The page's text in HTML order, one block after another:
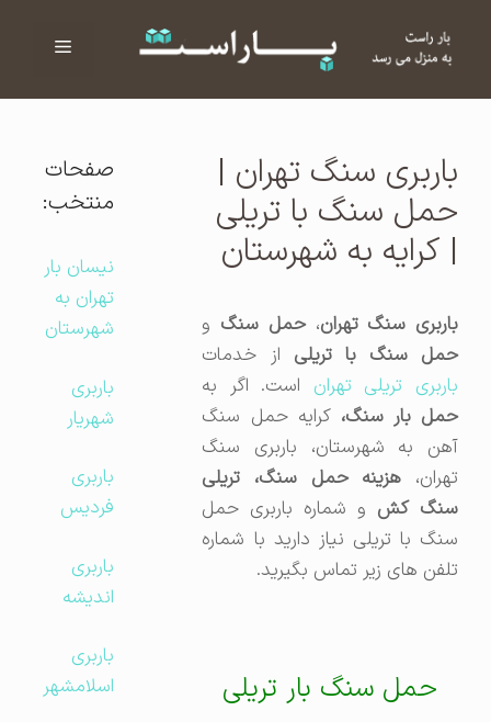
فهرست
باربری سنگ تهران |
حمل سنگ با تریلی
| کرایه به شهرستان
باربری سنگ تهران،حمل سنگو
حمل سنگ با تریلیاز خدمات
باربری تریلی تهراناست. اگر به
حمل بار سنگ،کرایه حمل سنگ
آهن به شهرستان، باربری سنگ
تهران،هزینه حمل سنگ، تریلی
سنگ کش و شماره باربری حمل
سنگ با تریلی نیاز دارید با شماره
تلفن های زیر تماس بگیرید.
حمل سنگ بار تریلی
صفحات
منتخب:
نیسان بار
تهران به
شهرستان
باربری
شهریار
باربری
فردیس
باربری
اندیشه
باربری
اسلامشهر